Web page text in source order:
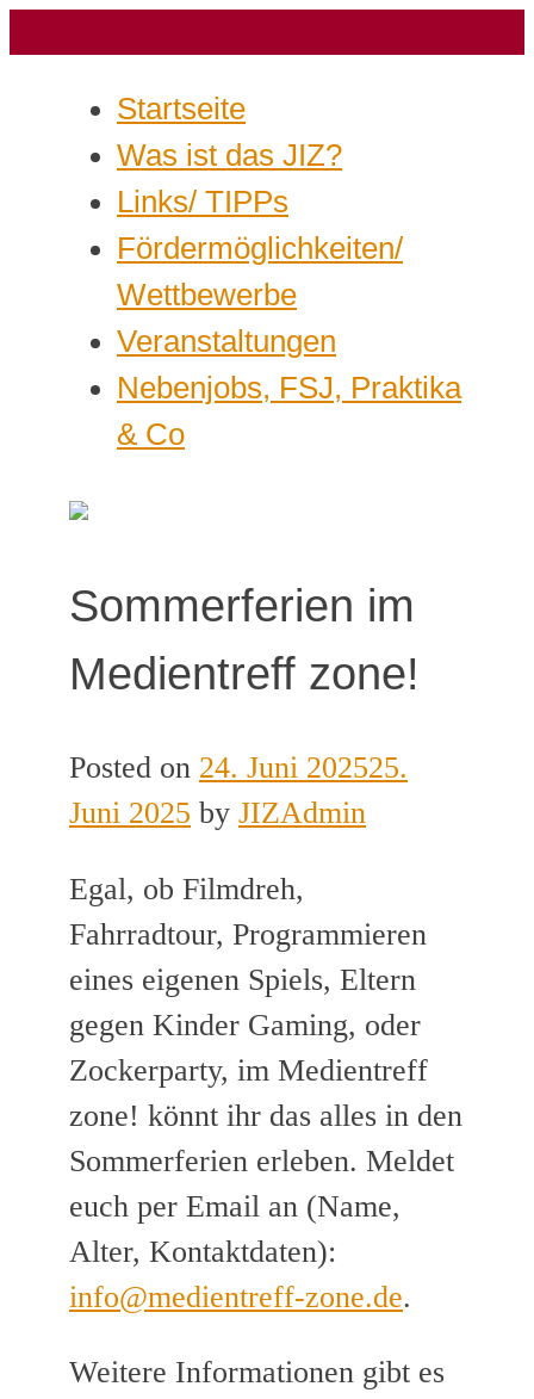
Startseite
Was ist das JIZ?
Links/ TIPPs
Fördermöglichkeiten/
Wettbewerbe
Veranstaltungen
Nebenjobs, FSJ, Praktika
& Co
Sommerferien im
Medientreff zone!
Posted on 24. Juni 202525.
Juni 2025 by JIZAdmin
Egal, ob Filmdreh,
Fahrradtour, Programmieren
eines eigenen Spiels, Eltern
gegen Kinder Gaming, oder
Zockerparty, im Medientreff
zone! könnt ihr das alles in den
Sommerferien erleben. Meldet
euch per Email an (Name,
Alter, Kontaktdaten):
info@medientreff-zone.de.
Weitere Informationen gibt es